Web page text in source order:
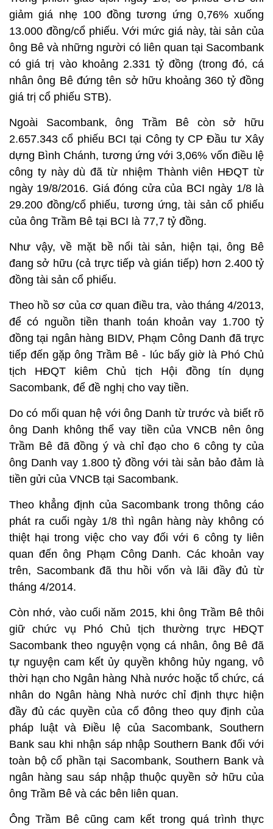
giảm giá nhẹ 100 đồng tương ứng 0,76% xuống
13.000 đồng/cổ phiếu. Với mức giá này, tài sản của
ông Bê và những người có liên quan tại Sacombank
có giá trị vào khoảng 2.331 tỷ đồng (trong đó, cá
nhân ông Bê đứng tên sở hữu khoảng 360 tỷ đồng
giá trị cổ phiếu STB).
Ngoài Sacombank, ông Trầm Bê còn sở hữu
2.657.343 cổ phiếu BCI tại Công ty CP Đầu tư Xây
dựng Bình Chánh, tương ứng với 3,06% vốn điều lệ
công ty này dù đã từ nhiệm Thành viên HĐQT từ
ngày 19/8/2016. Giá đóng cửa của BCI ngày 1/8 là
29.200 đồng/cổ phiếu, tương ứng, tài sản cổ phiếu
của ông Trầm Bê tại BCI là 77,7 tỷ đồng.
Như vậy, về mặt bề nổi tài sản, hiện tại, ông Bê
đang sở hữu (cả trực tiếp và gián tiếp) hơn 2.400 tỷ
đồng tài sản cổ phiếu.
Theo hồ sơ của cơ quan điều tra, vào tháng 4/2013,
để có nguồn tiền thanh toán khoản vay 1.700 tỷ
đồng tại ngân hàng BIDV, Phạm Công Danh đã trực
tiếp đến gặp ông Trầm Bê - lúc bấy giờ là Phó Chủ
tịch HĐQT kiêm Chủ tịch Hội đồng tín dụng
Sacombank, để đề nghị cho vay tiền.
Do có mối quan hệ với ông Danh từ trước và biết rõ
ông Danh không thể vay tiền của VNCB nên ông
Trầm Bê đã đồng ý và chỉ đạo cho 6 công ty của
ông Danh vay 1.800 tỷ đồng với tài sản bảo đảm là
tiền gửi của VNCB tại Sacombank.
Theo khẳng định của Sacombank trong thông cáo
phát ra cuối ngày 1/8 thì ngân hàng này không có
thiệt hại trong việc cho vay đối với 6 công ty liên
quan đến ông Phạm Công Danh. Các khoản vay
trên, Sacombank đã thu hồi vốn và lãi đầy đủ từ
tháng 4/2014.
Còn nhớ, vào cuối năm 2015, khi ông Trầm Bê thôi
giữ chức vụ Phó Chủ tịch thường trực HĐQT
Sacombank theo nguyện vọng cá nhân, ông Bê đã
tự nguyện cam kết ủy quyền không hủy ngang, vô
thời hạn cho Ngân hàng Nhà nước hoặc tổ chức, cá
nhân do Ngân hàng Nhà nước chỉ định thực hiện
đầy đủ các quyền của cổ đông theo quy định của
pháp luật và Điều lệ của Sacombank, Southern
Bank sau khi nhận sáp nhập Southern Bank đối với
toàn bộ cổ phần tại Sacombank, Southern Bank và
ngân hàng sau sáp nhập thuộc quyền sở hữu của
ông Trầm Bê và các bên liên quan.
Ông Trầm Bê cũng cam kết trong quá trình thực